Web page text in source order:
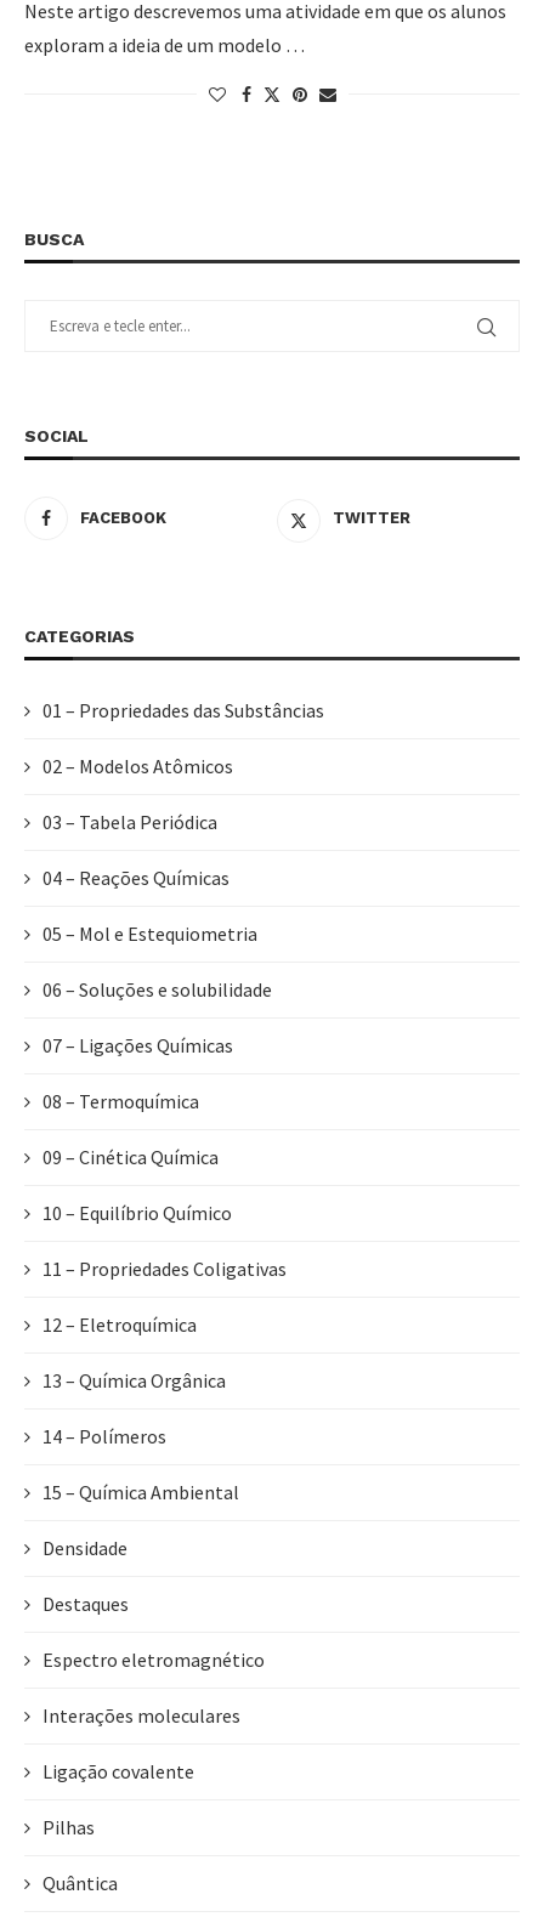
Neste artigo descrevemos uma atividade em que os alunos
exploram a ideia de um modelo …
BUSCA
SOCIAL
FACEBOOK TWITTER
CATEGORIAS
01 – Propriedades das Substâncias
02 – Modelos Atômicos
03 – Tabela Periódica
04 – Reações Químicas
05 – Mol e Estequiometria
06 – Soluções e solubilidade
07 – Ligações Químicas
08 – Termoquímica
09 – Cinética Química
10 – Equilíbrio Químico
11 – Propriedades Coligativas
12 – Eletroquímica
13 – Química Orgânica
14 – Polímeros
15 – Química Ambiental
Densidade
Destaques
Espectro eletromagnético
Interações moleculares
Ligação covalente
Pilhas
Quântica